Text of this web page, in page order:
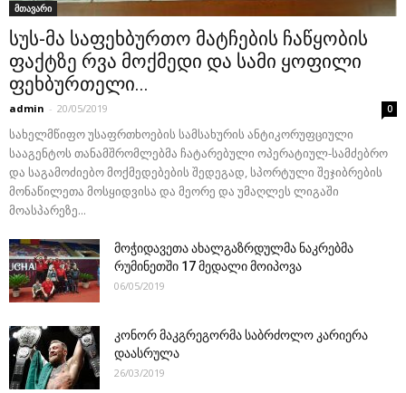
მთავარი
სუს-მა საფეხბურთო მატჩების ჩაწყობის
ფაქტზე რვა მოქმედი და სამი ყოფილი
ფეხბურთელი...
admin - 20/05/2019 0
სახელმწიფო უსაფრთხოების სამსახურის ანტიკორუფციული
სააგენტოს თანამშრომლებმა ჩატარებული ოპერატიულ-სამძებრო
და საგამოძიებო მოქმედებების შედეგად, სპორტული შეჯიბრების
მონაწილეთა მოსყიდვისა და მეორე და უმაღლეს ლიგაში
მოასპარეზე...
მოჭიდავეთა ახალგაზრდულმა ნაკრებმა
რუმინეთში 17 მედალი მოიპოვა
06/05/2019
კონორ მაკგრეგორმა საბრძოლო კარიერა
დაასრულა
26/03/2019